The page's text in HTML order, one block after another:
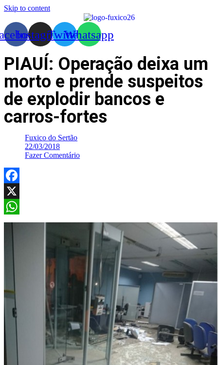
Skip to content
InstagramTwitterWhatsapp
PIAUÍ: Operação deixa um
morto e prende suspeitos
de explodir bancos e
carros-fortes
Fuxico do Sertão
22/03/2018
Fazer Comentário
Facebook
X
WhatsApp